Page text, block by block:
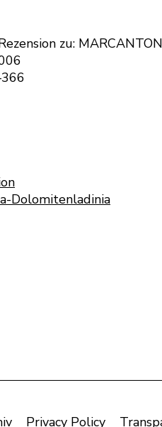
zu:
Dolomitenladinia
Privacy Policy